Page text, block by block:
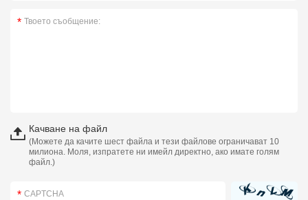
Качване на файл
(Можете да качите шест файла и тези файлове ограничават 10
милиона. Моля, изпратете ни имейл директно, ако имате голям
файл.)